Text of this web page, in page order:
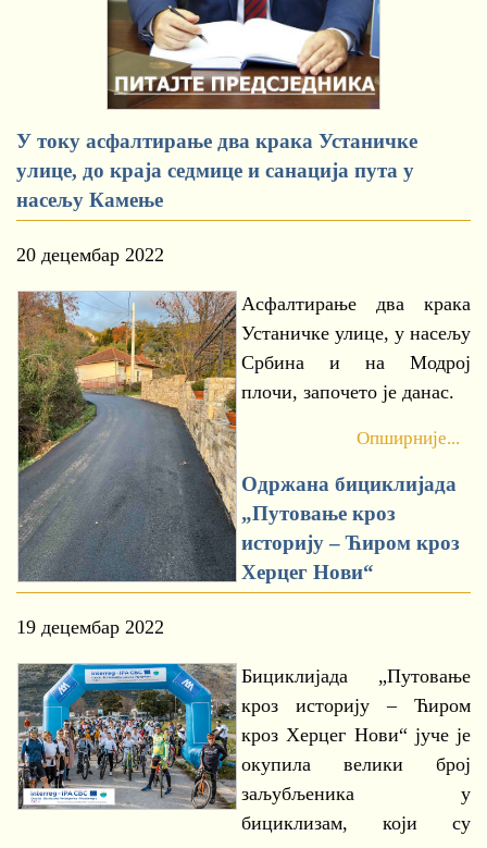
У току асфалтирање два крака Устаничке
улице, до краја седмице и санација пута у
насељу Камење
20 децембар 2022
Асфалтирање два крака
Устаничке улице, у насељу
Србина и на Модрој
плочи, започето је данас.
Опширније...
Одржана бициклијада
„Путовање кроз
историју – Ћиром кроз
Херцег Нови“
19 децембар 2022
Бициклијада „Путовање
кроз историју – Ћиром
кроз Херцег Нови“ јуче је
окупила велики број
заљубљеника у
бициклизам, који су